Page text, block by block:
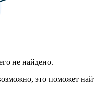
не найдено.
это поможет